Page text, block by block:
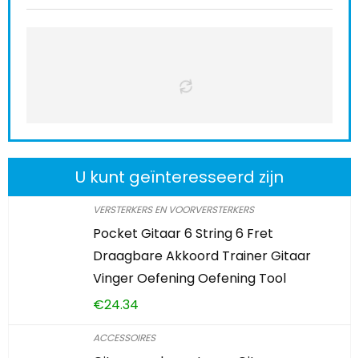
U kunt geïnteresseerd zijn
VERSTERKERS EN VOORVERSTERKERS
Pocket Gitaar 6 String 6 Fret
Draagbare Akkoord Trainer Gitaar
Vinger Oefening Oefening Tool
€24.34
ACCESSOIRES